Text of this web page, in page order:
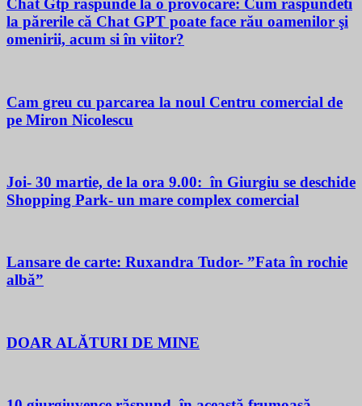
Chat Gtp răspunde la o provocare: Cum raspundeti
la părerile că Chat GPT poate face rău oamenilor şi
omenirii, acum si în viitor?
Cam greu cu parcarea la noul Centru comercial de
pe Miron Nicolescu
Joi- 30 martie, de la ora 9.00: în Giurgiu se deschide
Shopping Park- un mare complex comercial
Lansare de carte: Ruxandra Tudor- ”Fata în rochie
albă”
DOAR ALĂTURI DE MINE